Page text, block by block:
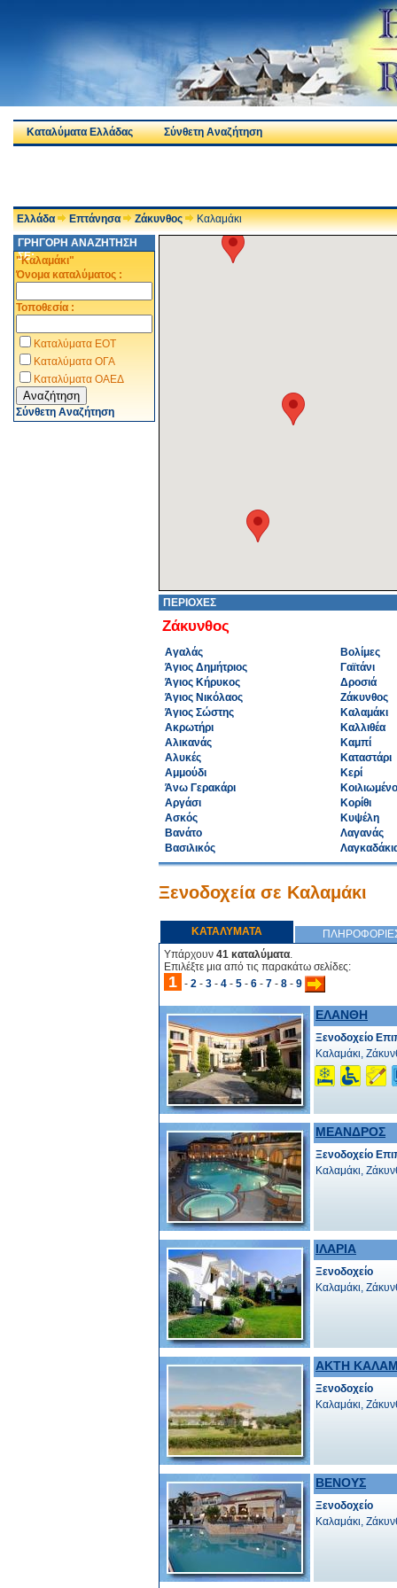
Καταλύματα Ελλάδας Σύνθετη Αναζήτηση
Ελλάδα Επτάνησα Ζάκυνθος
Καλαμάκι
ΓΡΗΓΟΡΗ ΑΝΑΖΗΤΗΣΗ
ΣΕ:
"Καλαμάκι"
Όνομα καταλύματος :
Τοποθεσία :
Καταλύματα ΕΟΤ
Καταλύματα ΟΓΑ
Καταλύματα ΟΑΕΔ
Σύνθετη Αναζήτηση
ΠΕΡΙΟΧΕΣ
Ζάκυνθος
Αγαλάς
Άγιος Δημήτριος
Άγιος Κήρυκος
Άγιος Νικόλαος
Άγιος Σώστης
Ακρωτήρι
Αλικανάς
Αλυκές
Αμμούδι
Άνω Γερακάρι
Αργάσι
Ασκός
Βανάτο
Βασιλικός
Βολίμες
Γαϊτάνι
Δροσιά
Ζάκυνθος
Καλαμάκι
Καλλιθέα
Καμπί
Καταστάρι
Κερί
Κορίθι
Κυψέλη
Λαγανάς
Ξενοδοχεία σε Καλαμάκι
ΚΑΤΑΛΥΜΑΤΑ
Υπάρχουν 41 καταλύματα.
Επιλέξτε μια από τις παρακάτω σελίδες:
1 - 2 - 3 - 4 - 5 - 6 - 7 - 8 - 9
ΕΛΑΝΘΗ
Ξενοδοχείο
Καλαμάκι,
ΜΕΑΝΔΡΟΣ
Ξενοδοχείο
Καλαμάκι,
ΙΛΑΡΙΑ
Ξενοδοχείο
Καλαμάκι,
ΑΚΤΗ
Ξενοδοχείο
Καλαμάκι,
ΒΕΝΟΥΣ
Ξενοδοχείο
Καλαμάκι,